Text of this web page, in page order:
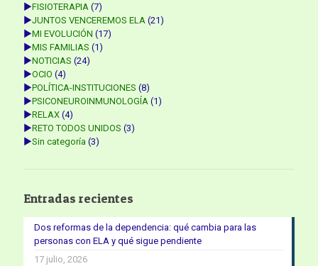
►FISIOTERAPIA (7)
►JUNTOS VENCEREMOS ELA (21)
►MI EVOLUCIÓN (17)
►MIS FAMILIAS (1)
►NOTICIAS (24)
►OCIO (4)
►POLÍTICA-INSTITUCIONES (8)
►PSICONEUROINMUNOLOGÍA (1)
►RELAX (4)
►RETO TODOS UNIDOS (3)
►Sin categoría (3)
Entradas recientes
Dos reformas de la dependencia: qué cambia para las
personas con ELA y qué sigue pendiente
17 julio, 2026